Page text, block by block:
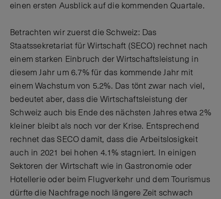
einen ersten Ausblick auf die kommenden Quartale.
Betrachten wir zuerst die Schweiz: Das
Staatssekretariat für Wirtschaft (SECO) rechnet nach
einem starken Einbruch der Wirtschaftsleistung in
diesem Jahr um 6.7% für das kommende Jahr mit
einem Wachstum von 5.2%. Das tönt zwar nach viel,
bedeutet aber, dass die Wirtschaftsleistung der
Schweiz auch bis Ende des nächsten Jahres etwa 2%
kleiner bleibt als noch vor der Krise. Entsprechend
rechnet das SECO damit, dass die Arbeitslosigkeit
auch in 2021 bei hohen 4.1% stagniert. In einigen
Sektoren der Wirtschaft wie in Gastronomie oder
Hotellerie oder beim Flugverkehr und dem Tourismus
dürfte die Nachfrage noch längere Zeit schwach